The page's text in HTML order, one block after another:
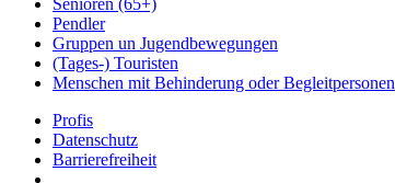
Senioren (65+)
Pendler
Gruppen un Jugendbewegungen
(Tages-) Touristen
Menschen mit Behinderung oder Begleitpersonen
Profis
Datenschutz
Barrierefreiheit